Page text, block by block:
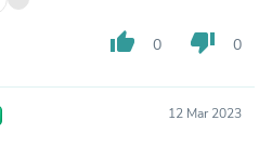
thumb_up 0 thumb_down 0
12 Mar 2023